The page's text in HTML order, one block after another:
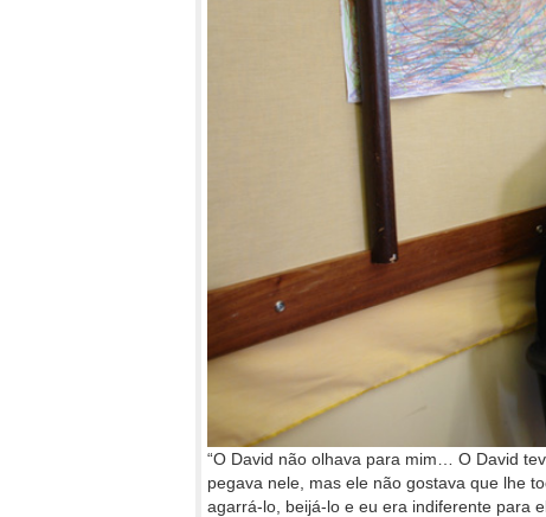
“O David não olhava para mim… O David
pegava nele, mas ele não gostava que lhe
agarrá-lo, beijá-lo e eu era indiferente para